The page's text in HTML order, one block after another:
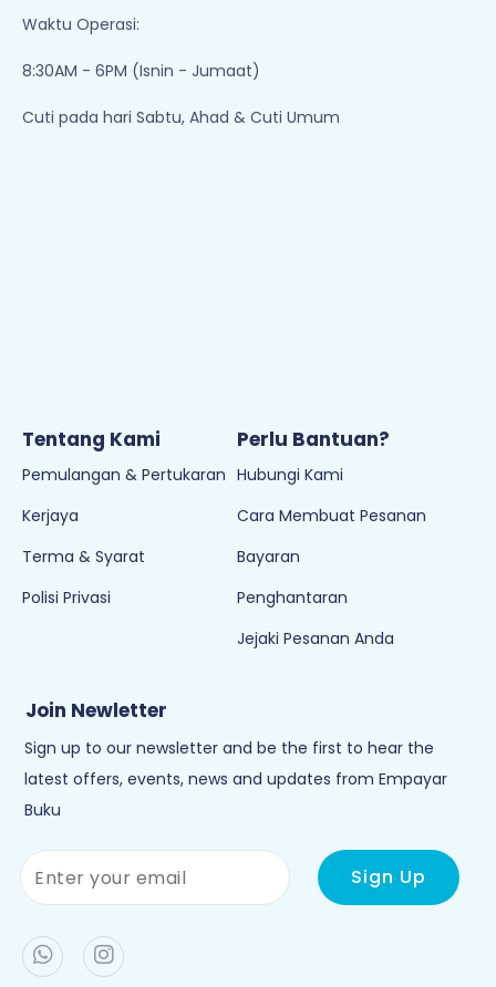
Waktu Operasi:
8:30AM - 6PM (Isnin - Jumaat)
Cuti pada hari Sabtu, Ahad & Cuti Umum
Tentang Kami
Pemulangan & Pertukaran
Kerjaya
Terma & Syarat
Polisi Privasi
Perlu Bantuan?
Hubungi Kami
Cara Membuat Pesanan
Bayaran
Penghantaran
Jejaki Pesanan Anda
Join Newletter
Sign up to our newsletter and be the first to hear the
latest offers, events, news and updates from Empayar
Buku